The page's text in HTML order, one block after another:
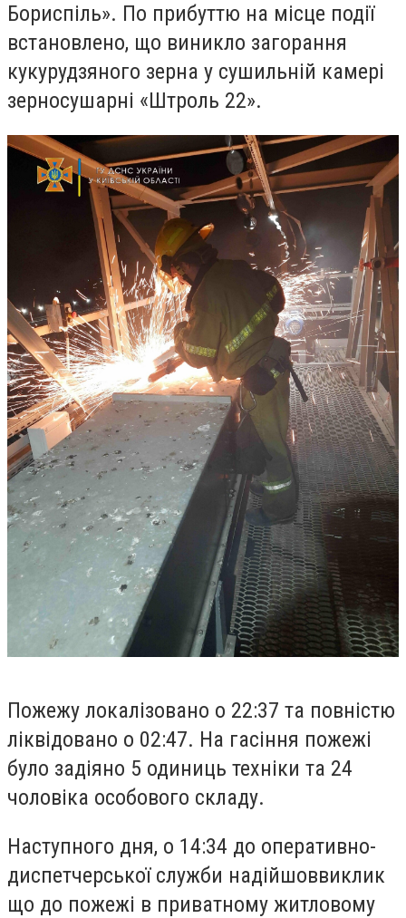
Бориспіль». По прибуттю на місце події
встановлено, що виникло загорання
кукурудзяного зерна у сушильній камері
зерносушарні «Штроль 22».
Пожежу локалізовано о 22:37 та повністю
ліквідовано о 02:47. На гасіння пожежі
було задіяно 5 одиниць техніки та 24
чоловіка особового складу.
Наступного дня, о 14:34 до оперативно-
диспетчерської служби надійшоввиклик
що до пожежі в приватному житловому